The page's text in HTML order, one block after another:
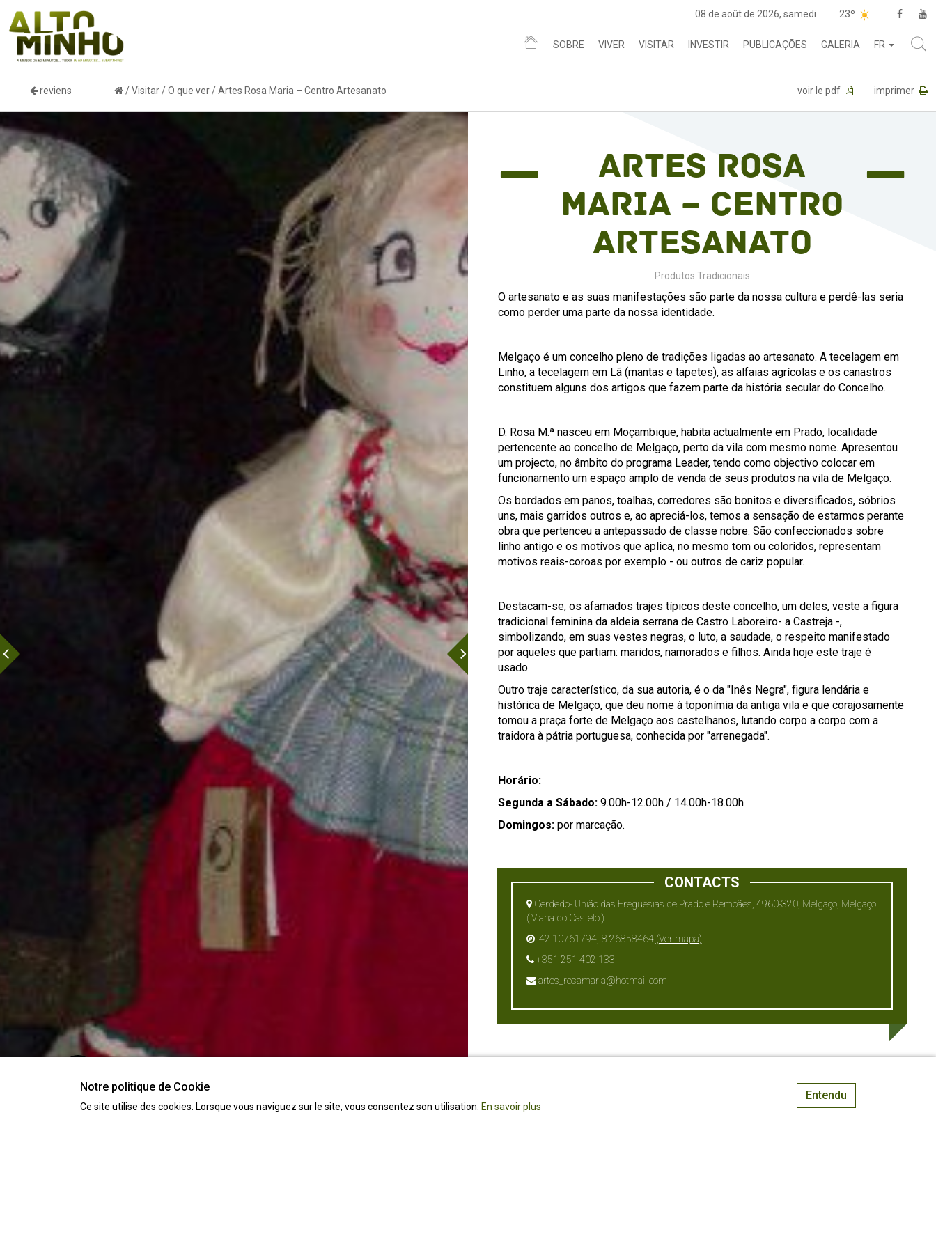
08 de août de 2026, samedi 23º
SOBRE VIVER VISITAR INVESTIR PUBLICAÇÕES GALERIA FR
reviens /Visitar/O que ver/Artes Rosa Maria – Centro Artesanato voir le pdf imprimer
Artes Rosa
Maria – Centro
Artesanato
Produtos Tradicionais
O artesanato e as suas manifestações são parte da nossa cultura e perdê-las seria
como perder uma parte da nossa identidade.
Melgaço é um concelho pleno de tradições ligadas ao artesanato. A tecelagem em
Linho, a tecelagem em Lã (mantas e tapetes), as alfaias agrícolas e os canastros
constituem alguns dos artigos que fazem parte da história secular do Concelho.
D. Rosa M.ª nasceu em Moçambique, habita actualmente em Prado, localidade
pertencente ao concelho de Melgaço, perto da vila com mesmo nome. Apresentou
um projecto, no âmbito do programa Leader, tendo como objectivo colocar em
funcionamento um espaço amplo de venda de seus produtos na vila de Melgaço.
Os bordados em panos, toalhas, corredores são bonitos e diversificados, sóbrios
uns, mais garridos outros e, ao apreciá-los, temos a sensação de estarmos perante
obra que pertenceu a antepassado de classe nobre. São confeccionados sobre
linho antigo e os motivos que aplica, no mesmo tom ou coloridos, representam
motivos reais-coroas por exemplo - ou outros de cariz popular.
Destacam-se, os afamados trajes típicos deste concelho, um deles, veste a figura
tradicional feminina da aldeia serrana de Castro Laboreiro- a Castreja -,
simbolizando, em suas vestes negras, o luto, a saudade, o respeito manifestado
por aqueles que partiam: maridos, namorados e filhos. Ainda hoje este traje é
usado.
Outro traje característico, da sua autoria, é o da "Inês Negra", figura lendária e
histórica de Melgaço, que deu nome à toponímia da antiga vila e que corajosamente
tomou a praça forte de Melgaço aos castelhanos, lutando corpo a corpo com a
traidora à pátria portuguesa, conhecida por "arrenegada".
Horário:
Segunda a Sábado: 9.00h-12.00h / 14.00h-18.00h
Domingos:por marcação.
CONTACTS
Cerdedo- União das Freguesias de Prado e Remoães, 4960-320, Melgaço, Melgaço
( Viana do Castelo )
42.10761794,-8.26858464 (Ver mapa)
+351 251 402 133
artes_rosamaria@hotmail.com
Notre politique de Cookie
Ce site utilise des cookies. Lorsque vous naviguez sur le site, vous consentez son utilisation. En savoir plus
Entendu